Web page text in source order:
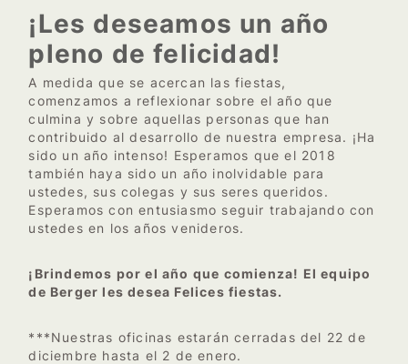
¡Les deseamos un año
pleno de felicidad!
A medida que se acercan las fiestas,
comenzamos a reflexionar sobre el año que
culmina y sobre aquellas personas que han
contribuido al desarrollo de nuestra empresa. ¡Ha
sido un año intenso! Esperamos que el 2018
también haya sido un año inolvidable para
ustedes, sus colegas y sus seres queridos.
Esperamos con entusiasmo seguir trabajando con
ustedes en los años venideros.
¡Brindemos por el año que comienza! El equipo
de Berger les desea Felices fiestas.
***Nuestras oficinas estarán cerradas del 22 de
diciembre hasta el 2 de enero.